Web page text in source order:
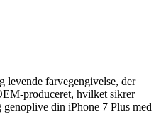
levende farvegengivelse, der
produceret, hvilket sikrer
din iPhone 7 Plus med